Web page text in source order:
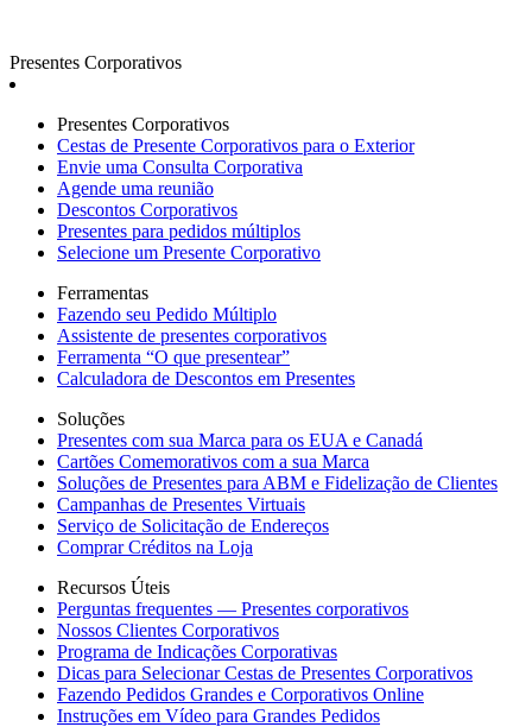
Presentes Corporativos
Presentes Corporativos
Cestas de Presente Corporativos para o Exterior
Envie uma Consulta Corporativa
Agende uma reunião
Descontos Corporativos
Presentes para pedidos múltiplos
Selecione um Presente Corporativo
Ferramentas
Fazendo seu Pedido Múltiplo
Assistente de presentes corporativos
Ferramenta “O que presentear”
Calculadora de Descontos em Presentes
Soluções
Presentes com sua Marca para os EUA e Canadá
Cartões Comemorativos com a sua Marca
Soluções de Presentes para ABM e Fidelização de Clientes
Campanhas de Presentes Virtuais
Serviço de Solicitação de Endereços
Comprar Créditos na Loja
Recursos Úteis
Perguntas frequentes — Presentes corporativos
Nossos Clientes Corporativos
Programa de Indicações Corporativas
Dicas para Selecionar Cestas de Presentes Corporativos
Fazendo Pedidos Grandes e Corporativos Online
Instruções em Vídeo para Grandes Pedidos